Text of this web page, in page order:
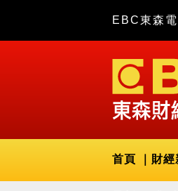
EBC東森電
首頁 財經